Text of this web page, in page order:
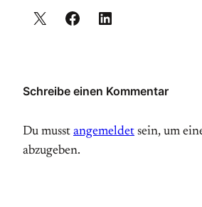
Schreibe einen Kommentar
Du musst angemeldet sein, um
abzugeben.